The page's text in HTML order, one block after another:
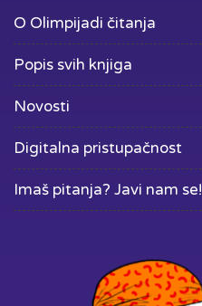
O Olimpijadi čitanja
Popis svih knjiga
Novosti
Digitalna pristupačnost
Imaš pitanja? Javi nam se!